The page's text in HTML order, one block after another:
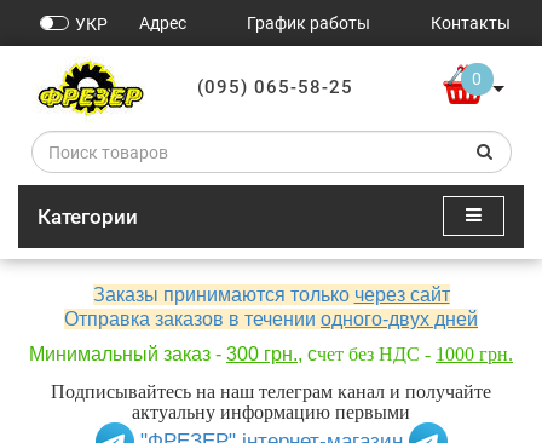
УКР Адрес График работы Контакты
Категории
(095) 065-58-25 0
Заказы принимаются только через сайт
Отправка заказов в течении одного-двух дней
Минимальный заказ - 300 грн., счет без НДС - 1000 грн.
Подписывайтесь на наш телеграм канал и получайте
актуальну информацию первыми